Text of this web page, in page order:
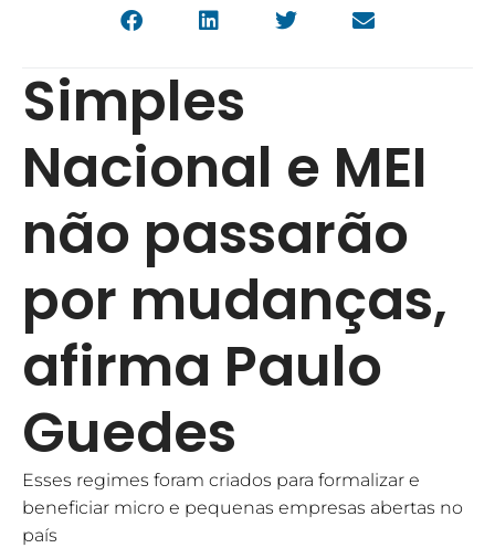
Simples
Nacional e MEI
não passarão
por mudanças,
afirma Paulo
Guedes
Esses regimes foram criados para formalizar e
beneficiar micro e pequenas empresas abertas no
país